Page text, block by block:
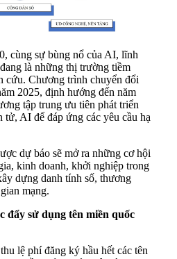
cùng sự bùng nổ của AI, lĩnh
là những thị trường tiềm
cứu. Chương trình chuyển đổi
2025, định hướng đến năm
tập trung ưu tiên phát triển
AI để đáp ứng các yêu cầu hạ
dự báo sẽ mở ra những cơ hội
kinh doanh, khởi nghiệp trong
dựng danh tính số, thương
mạng.
đẩy sử dụng tên miền quốc
lệ phí đăng ký hầu hết các tên